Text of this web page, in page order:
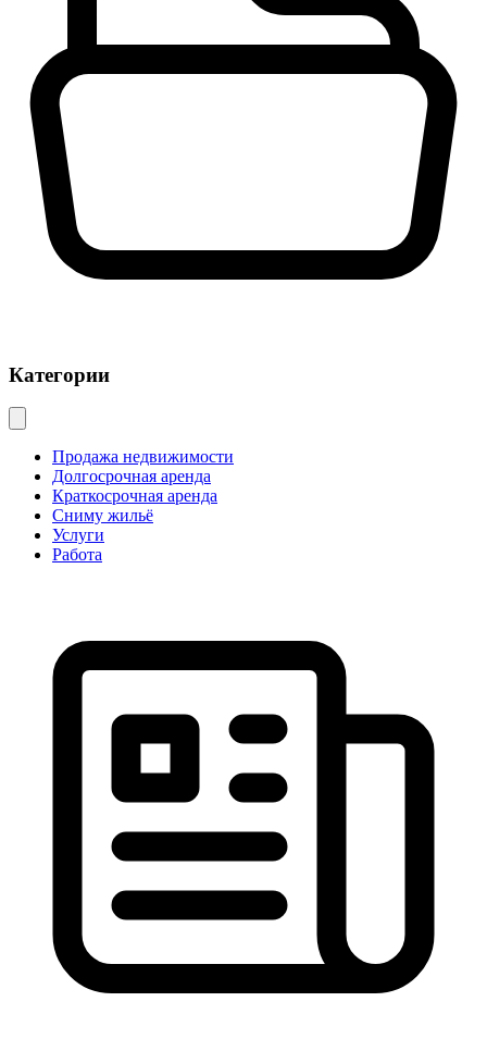
Категории
Продажа недвижимости
Долгосрочная аренда
Краткосрочная аренда
Сниму жильё
Услуги
Работа